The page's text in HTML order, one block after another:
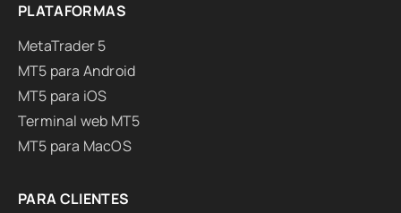
PLATAFORMAS
MetaTrader 5
MT5 para Android
MT5 para iOS
Terminal web MT5
MT5 para MacOS
PARA CLIENTES